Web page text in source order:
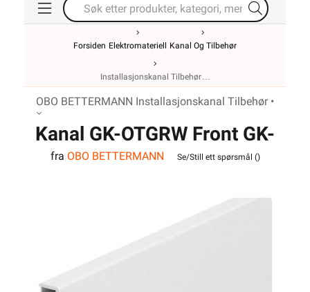
Forsiden Elektromateriell Kanal Og Tilbehør
Installasjonskanal Tilbehør
OBO BETTERMANN Installasjonskanal Tilbehør •
Kanal GK-OTGRW Front GK-
70 serien OBO
fra OBO BETTERMANN Se/Still ett spørsmål ()